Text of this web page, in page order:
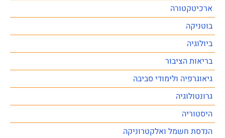
ארכיטקטורה
בוטניקה
ביולוגיה
בריאות הציבור
גיאוגרפיה ולימודי סביבה
גרונטולוגיה
היסטוריה
הנדסת חשמל ואלקטרוניקה